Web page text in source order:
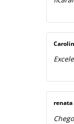
renata